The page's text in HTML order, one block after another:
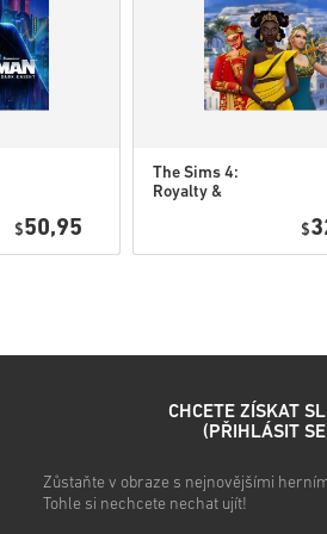
$50,95
The Sims 4:
Royalty &
$
CHCETE ZÍSKAT
(PŘIHLÁSIT
Zůstaňte v obraze s nejnovějšími
Tohle si nechcete nechat ujít!